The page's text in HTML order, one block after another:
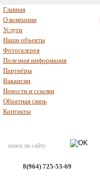
Главная
О компании
Услуги
Наши объекты
Фотогалерея
Полезная информация
Партнёры
Вакансии
Новости и ссылки
Обратная связь
Контакты
8(964) 725-53-69